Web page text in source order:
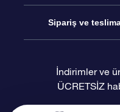
Blogu
Değerlendirmeler
OSR Hediye
OSR Hediye Kartı
Star Register
Kişiselleştirilmiş
Sipariş ve
Ödeme bilgileri
İndirimler ve
ÜCRETSİZ